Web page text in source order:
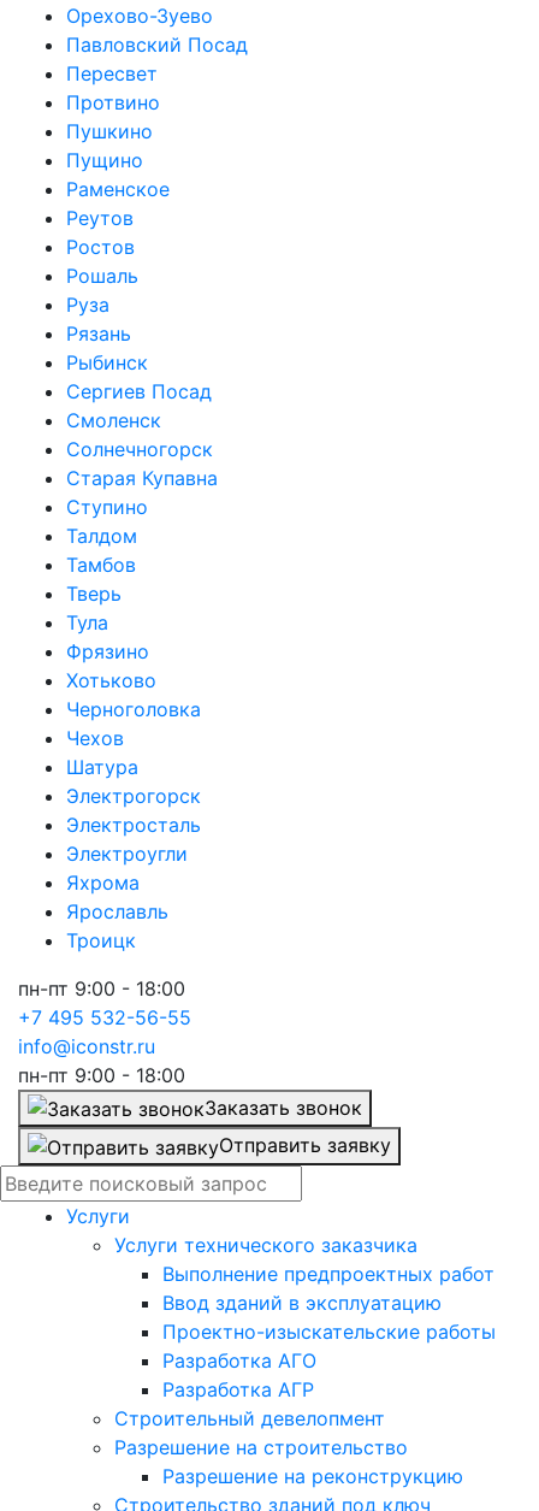
Орехово-Зуево
Павловский Посад
Пересвет
Протвино
Пушкино
Пущино
Раменское
Реутов
Ростов
Рошаль
Руза
Рязань
Рыбинск
Сергиев Посад
Смоленск
Солнечногорск
Старая Купавна
Ступино
Талдом
Тамбов
Тверь
Тула
Фрязино
Хотьково
Черноголовка
Чехов
Шатура
Электрогорск
Электросталь
Электроугли
Яхрома
Ярославль
Троицк
пн-пт 9:00 - 18:00
+7 495 532-56-55
info@iconstr.ru
пн-пт 9:00 - 18:00
Заказать звонок
Отправить заявку
Услуги
Услуги технического заказчика
Выполнение предпроектных работ
Ввод зданий в эксплуатацию
Проектно-изыскательские работы
Разработка АГО
Разработка АГР
Строительный девелопмент
Разрешение на строительство
Разрешение на реконструкцию
Строительство зданий под ключ